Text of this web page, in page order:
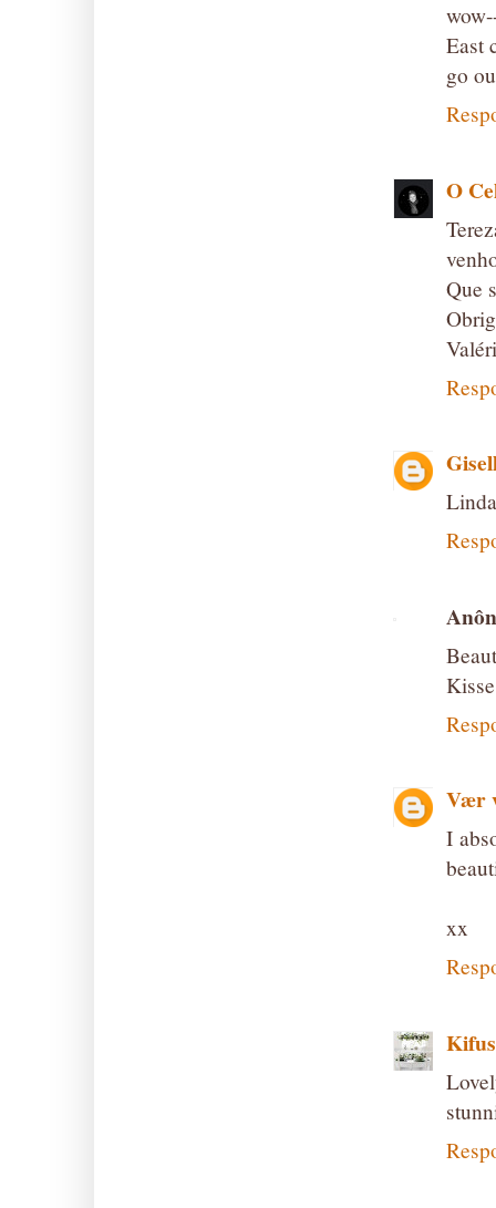
East
go
O
Que
Vær
I
xx
Kifus